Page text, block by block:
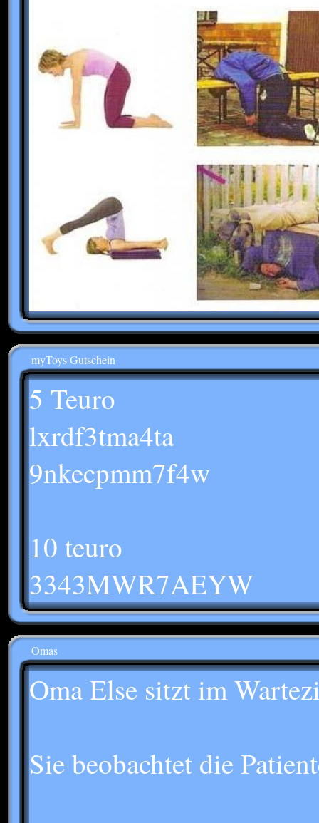
myToys Gutschein
5 Teuro
lxrdf3tma4ta
9nkecpmm7f4w
10 teuro
3343MWR7AEYW
Omas
Oma Else sitzt im
Sie beobachtet die